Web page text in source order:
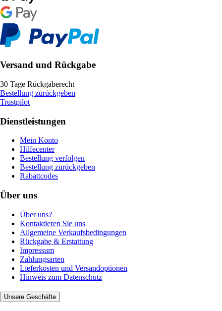
Versand und Rückgabe
30 Tage Rückgaberecht
Bestellung zurückgeben
Trustpilot
Dienstleistungen
Mein Konto
Hilfecenter
Bestellung verfolgen
Bestellung zurückgeben
Rabattcodes
Über uns
Über uns?
Kontaktieren Sie uns
Allgemeine Verkaufsbedingungen
Rückgabe & Erstattung
Impressum
Zahlungsarten
Lieferkosten und Versandoptionen
Hinweis zum Datenschutz
Unsere Geschäfte